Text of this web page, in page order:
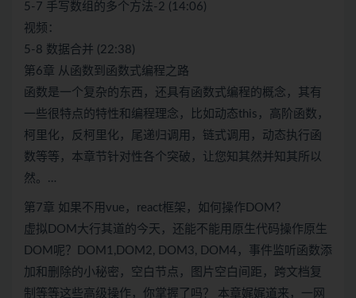
5-7 手写数组的多个方法-2 (14:06)
视频：
5-8 数据合并 (22:38)
第6章 从函数到函数式编程之路
函数是一个复杂的东西，还具有函数式编程的概念，其有
一些很特点的特性和编程理念，比如动态this，高阶函数，
柯里化，反柯里化，尾递归调用，链式调用，动态执行函
数等等，本章节针对性各个突破，让您知其然并知其所以
然。…
第7章 如果不用vue，react框架，如何操作DOM？
虚拟DOM大行其道的今天，还能不能用原生代码操作原生
DOM呢？DOM1,DOM2, DOM3, DOM4，事件监听函数添
加和删除的小秘密，空白节点，图片空白间距，跨文档复
制等等这些高级操作，你掌握了吗？ 本章娓娓道来，一网